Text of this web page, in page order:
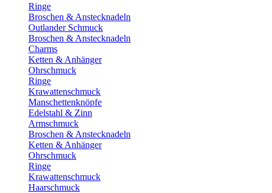
Ringe
Broschen & Anstecknadeln
Outlander Schmuck
Broschen & Anstecknadeln
Charms
Ketten & Anhänger
Ohrschmuck
Ringe
Krawattenschmuck
Manschettenknöpfe
Edelstahl & Zinn
Armschmuck
Broschen & Anstecknadeln
Ketten & Anhänger
Ohrschmuck
Ringe
Krawattenschmuck
Haarschmuck